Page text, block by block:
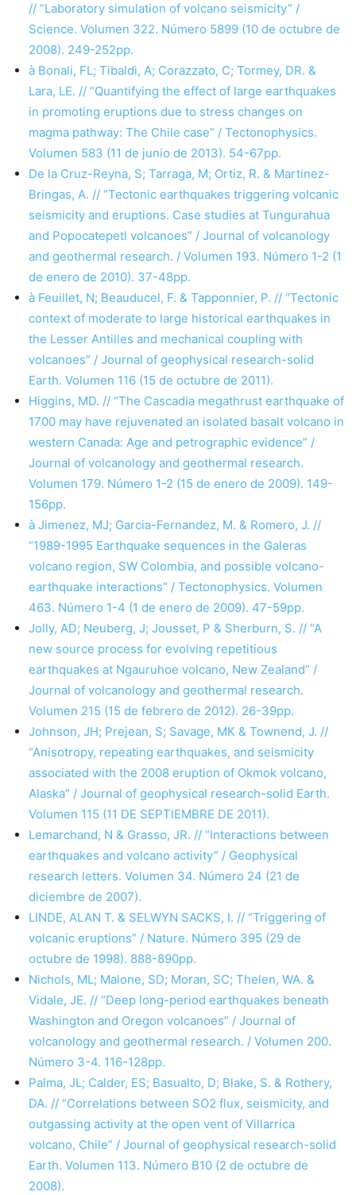
// “Laboratory simulation of volcano seismicity” /
Science. Volumen 322. Número 5899 (10 de octubre de
2008). 249-252pp.
à Bonali, FL; Tibaldi, A; Corazzato, C; Tormey, DR. &
Lara, LE. // “Quantifying the effect of large earthquakes
in promoting eruptions due to stress changes on
magma pathway: The Chile case” / Tectonophysics.
Volumen 583 (11 de junio de 2013). 54-67pp.
De la Cruz-Reyna, S; Tarraga, M; Ortiz, R. & Martinez-
Bringas, A. // “Tectonic earthquakes triggering volcanic
seismicity and eruptions. Case studies at Tungurahua
and Popocatepetl volcanoes” / Journal of volcanology
and geothermal research. / Volumen 193. Número 1-2 (1
de enero de 2010). 37-48pp.
à Feuillet, N; Beauducel, F. & Tapponnier, P. // “Tectonic
context of moderate to large historical earthquakes in
the Lesser Antilles and mechanical coupling with
volcanoes” / Journal of geophysical research-solid
Earth. Volumen 116 (15 de octubre de 2011).
Higgins, MD. // “The Cascadia megathrust earthquake of
1700 may have rejuvenated an isolated basalt volcano in
western Canada: Age and petrographic evidence” /
Journal of volcanology and geothermal research.
Volumen 179. Número 1-2 (15 de enero de 2009). 149-
156pp.
à Jimenez, MJ; Garcia-Fernandez, M. & Romero, J. //
“1989-1995 Earthquake sequences in the Galeras
volcano region, SW Colombia, and possible volcano-
earthquake interactions” / Tectonophysics. Volumen
463. Número 1-4 (1 de enero de 2009). 47-59pp.
Jolly, AD; Neuberg, J; Jousset, P & Sherburn, S. // “A
new source process for evolving repetitious
earthquakes at Ngauruhoe volcano, New Zealand” /
Journal of volcanology and geothermal research.
Volumen 215 (15 de febrero de 2012). 26-39pp.
Johnson, JH; Prejean, S; Savage, MK & Townend, J. //
“Anisotropy, repeating earthquakes, and seismicity
associated with the 2008 eruption of Okmok volcano,
Alaska” / Journal of geophysical research-solid Earth.
Volumen 115 (11 DE SEPTIEMBRE DE 2011).
Lemarchand, N & Grasso, JR. // “Interactions between
earthquakes and volcano activity” / Geophysical
research letters. Volumen 34. Número 24 (21 de
diciembre de 2007).
LINDE, ALAN T. & SELWYN SACKS, I. // “Triggering of
volcanic eruptions” / Nature. Número 395 (29 de
octubre de 1998). 888-890pp.
Nichols, ML; Malone, SD; Moran, SC; Thelen, WA. &
Vidale, JE. // “Deep long-period earthquakes beneath
Washington and Oregon volcanoes” / Journal of
volcanology and geothermal research. / Volumen 200.
Número 3-4. 116-128pp.
Palma, JL; Calder, ES; Basualto, D; Blake, S. & Rothery,
DA. // “Correlations between SO2 flux, seismicity, and
outgassing activity at the open vent of Villarrica
volcano, Chile” / Journal of geophysical research-solid
Earth. Volumen 113. Número B10 (2 de octubre de
2008).